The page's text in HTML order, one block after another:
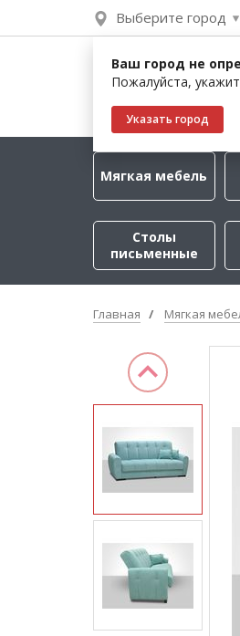
Выберите город
Ваш город не
Пожалуйста,
Указать город
Мягкая мебель
Столы
письменные
Главная Мягкая